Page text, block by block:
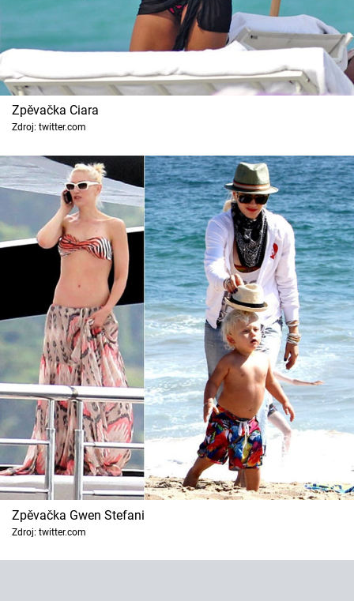
Zpěvačka Ciara
Zdroj: twitter.com
Zpěvačka Gwen Stefani
Zdroj: twitter.com